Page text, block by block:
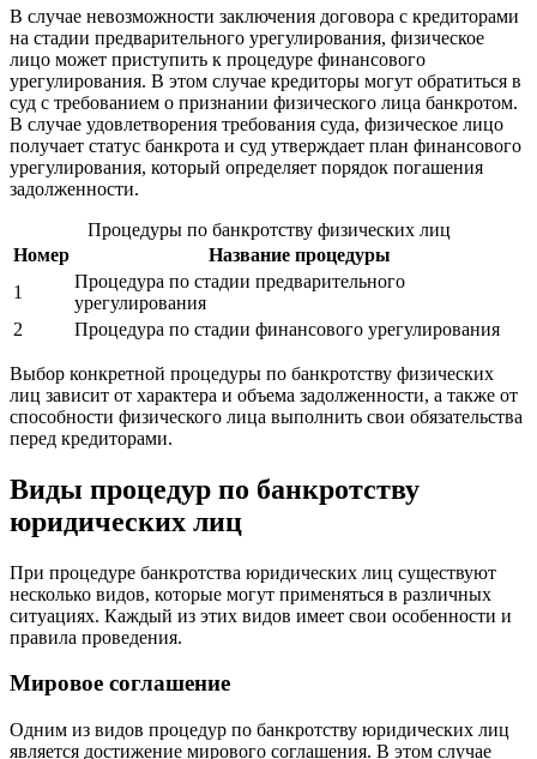
В случае невозможности заключения договора с кредиторами
на стадии предварительного урегулирования, физическое
лицо может приступить к процедуре финансового
урегулирования. В этом случае кредиторы могут обратиться в
суд с требованием о признании физического лица банкротом.
В случае удовлетворения требования суда, физическое лицо
получает статус банкрота и суд утверждает план финансового
урегулирования, который определяет порядок погашения
задолженности.
Процедуры по банкротству физических лиц
Номер
Название процедуры
1
Процедура по стадии предварительного
урегулирования
2
Процедура по стадии финансового урегулирования
Выбор конкретной процедуры по банкротству физических
лиц зависит от характера и объема задолженности, а также от
способности физического лица выполнить свои обязательства
перед кредиторами.
Виды процедур по банкротству
юридических лиц
При процедуре банкротства юридических лиц существуют
несколько видов, которые могут применяться в различных
ситуациях. Каждый из этих видов имеет свои особенности и
правила проведения.
Мировое соглашение
Одним из видов процедур по банкротству юридических лиц
является достижение мирового соглашения. В этом случае